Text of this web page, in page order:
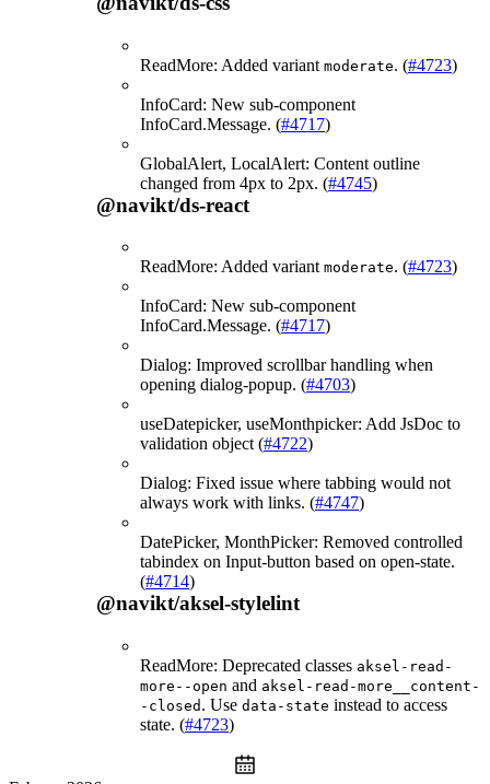
ReadMore: Added variant moderate. (#4723)
InfoCard: New sub-component
InfoCard.Message. (#4717)
GlobalAlert, LocalAlert: Content outline
changed from 4px to 2px. (#4745)
@navikt/ds-react
ReadMore: Added variant moderate. (#4723)
InfoCard: New sub-component
InfoCard.Message. (#4717)
Dialog: Improved scrollbar handling when
opening dialog-popup. (#4703)
useDatepicker, useMonthpicker: Add JsDoc to
validation object (#4722)
Dialog: Fixed issue where tabbing would not
always work with links. (#4747)
DatePicker, MonthPicker: Removed controlled
tabindex on Input-button based on open-state.
(#4714)
@navikt/aksel-stylelint
ReadMore: Deprecated classes aksel-read-
more--open and aksel-read-more__content-
-closed . Use data-state instead to access
state. (#4723)